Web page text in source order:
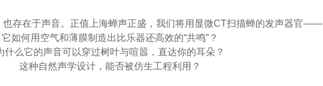
也存在于声音。正值上海蝉声正盛，我们将用显微CT扫描蝉的发声器官——
它如何用空气和薄膜制造出比乐器还高效的“共鸣”？
什么它的声音可以穿过树叶与喧嚣，直达你的耳朵？
这种自然声学设计，能否被仿生工程利用？